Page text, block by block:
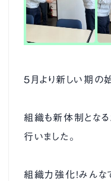
├ 品質保証
ブログ
5月より新しい期の始
組織も新体制とな
行いました。
組織力強化！みんな